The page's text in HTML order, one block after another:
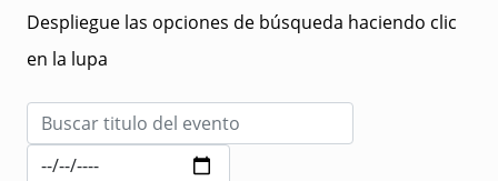
Despliegue las opciones de búsqueda haciendo clic
en la lupa